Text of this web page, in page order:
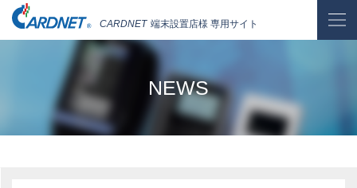
CARDNET 端末設置店様 専用サイト
NEWS